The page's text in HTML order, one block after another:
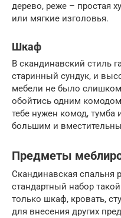
дерево, реже – простая
или мягкие изголовья.
Шкаф
В скандинавский стиль
старинный сундук, и
мебели не было
обойтись одним
тебе нужен комод,
большим и
Предметы
Скандинавская спальня
стандартный набор
только шкаф, кровать,
для внесения других